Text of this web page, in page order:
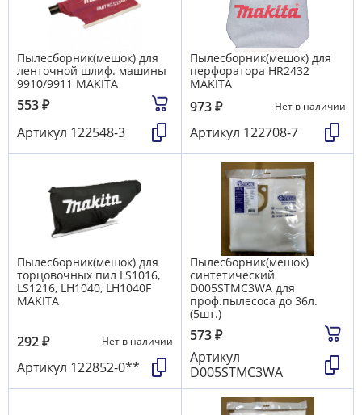
Пылесборник(мешок) для
ленточной шлиф. машины
9910/9911 MAKITA
553₽
Артикул 122548-3
Пылесборник(мешок) для
перфоратора HR2432
MAKITA
973₽ Нет в наличии
Артикул 122708-7
Пылесборник(мешок) для
торцовочных пил LS1016,
LS1216, LH1040, LH1040F
MAKITA
292₽ Нет в наличии
Артикул 122852-0**
Пылесборник(мешок)
синтетический
D005STMC3WA для
проф.пылесоса до 36л.
(5шт.)
573₽
Артикул
D005STMC3WA